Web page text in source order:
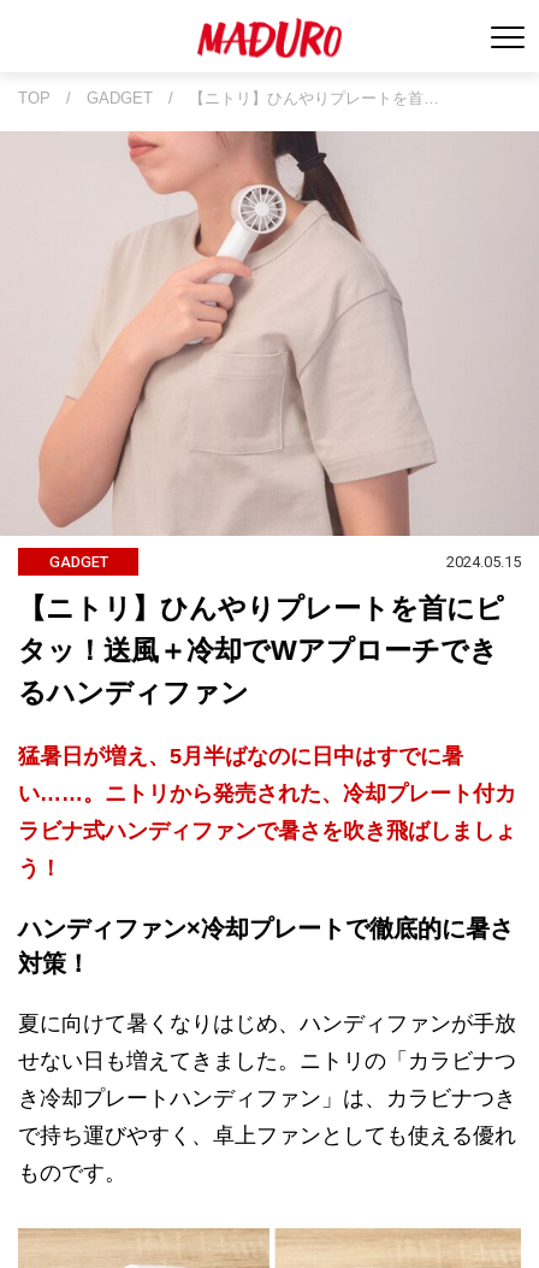
TOP / GADGET / 【ニトリ】ひんやりプレートを首…
GADGET 2024.05.15
【ニトリ】ひんやりプレートを首にピ
タッ！送風＋冷却でWアプローチでき
るハンディファン
猛暑日が増え、5月半ばなのに日中はすでに暑
い……。ニトリから発売された、冷却プレート付カ
ラビナ式ハンディファンで暑さを吹き飛ばしましょ
う！
ハンディファン×冷却プレートで徹底的に暑さ
対策！
夏に向けて暑くなりはじめ、ハンディファンが手放
せない日も増えてきました。ニトリの「カラビナつ
き冷却プレートハンディファン」は、カラビナつき
で持ち運びやすく、卓上ファンとしても使える優れ
ものです。